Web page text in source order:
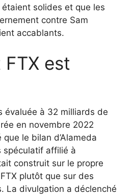
solides et que les
contre Sam
accablants.
est
évaluée à 32 milliards de
en novembre 2022
que le bilan d’Alameda
spéculatif affilié à
construit sur le propre
plutôt que sur des
La divulgation a déclenché